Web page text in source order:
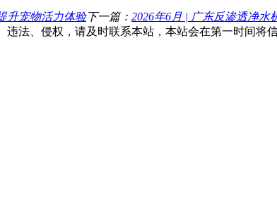
升宠物活力体验下一篇： 2026年6月 | 广东反渗透净水
法、侵权，请及时联系本站，本站会在第一时间将信